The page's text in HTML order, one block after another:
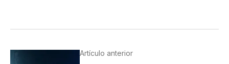
Artículo anterior